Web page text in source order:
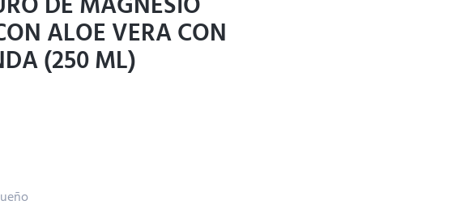
ALOE VERA CON
(250 ML)